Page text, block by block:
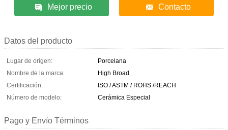
Mejor precio Contacto
Datos del producto
Lugar de origen:
Porcelana
Nombre de la marca:
High Broad
Certificación:
ISO / ASTM / ROHS /REACH
Número de modelo:
Cerámica Especial
Pago y Envío Términos